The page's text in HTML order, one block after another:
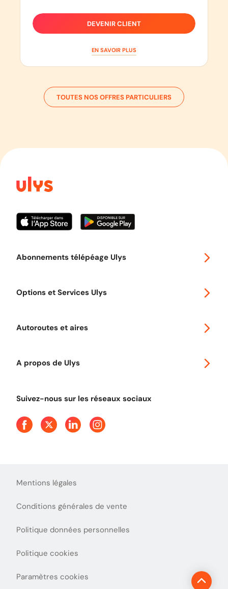
DEVENIR CLIENT
EN SAVOIR PLUS
TOUTES NOS OFFRES PARTICULIERS
Abonnements télépéage Ulys
Options et Services Ulys
Autoroutes et aires
A propos de Ulys
Presse
Suivez-nous sur les réseaux sociaux
Mentions légales
Conditions générales de vente
Politique données personnelles
Politique cookies
Paramètres cookies